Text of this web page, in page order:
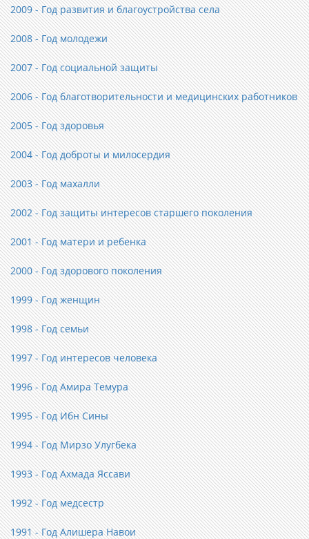
2009 - Год развития и благоустройства села
2008 - Год молодежи
2007 - Год социальной защиты
2006 - Год благотворительности и медицинских работников
2005 - Год здоровья
2004 - Год доброты и милосердия
2003 - Год махалли
2002 - Год защиты интересов старшего поколения
2001 - Год матери и ребенка
2000 - Год здорового поколения
1999 - Год женщин
1998 - Год семьи
1997 - Год интересов человека
1996 - Год Амира Темура
1995 - Год Ибн Сины
1994 - Год Мирзо Улугбека
1993 - Год Ахмада Яссави
1992 - Год медсестр
1991 - Год Алишера Навои